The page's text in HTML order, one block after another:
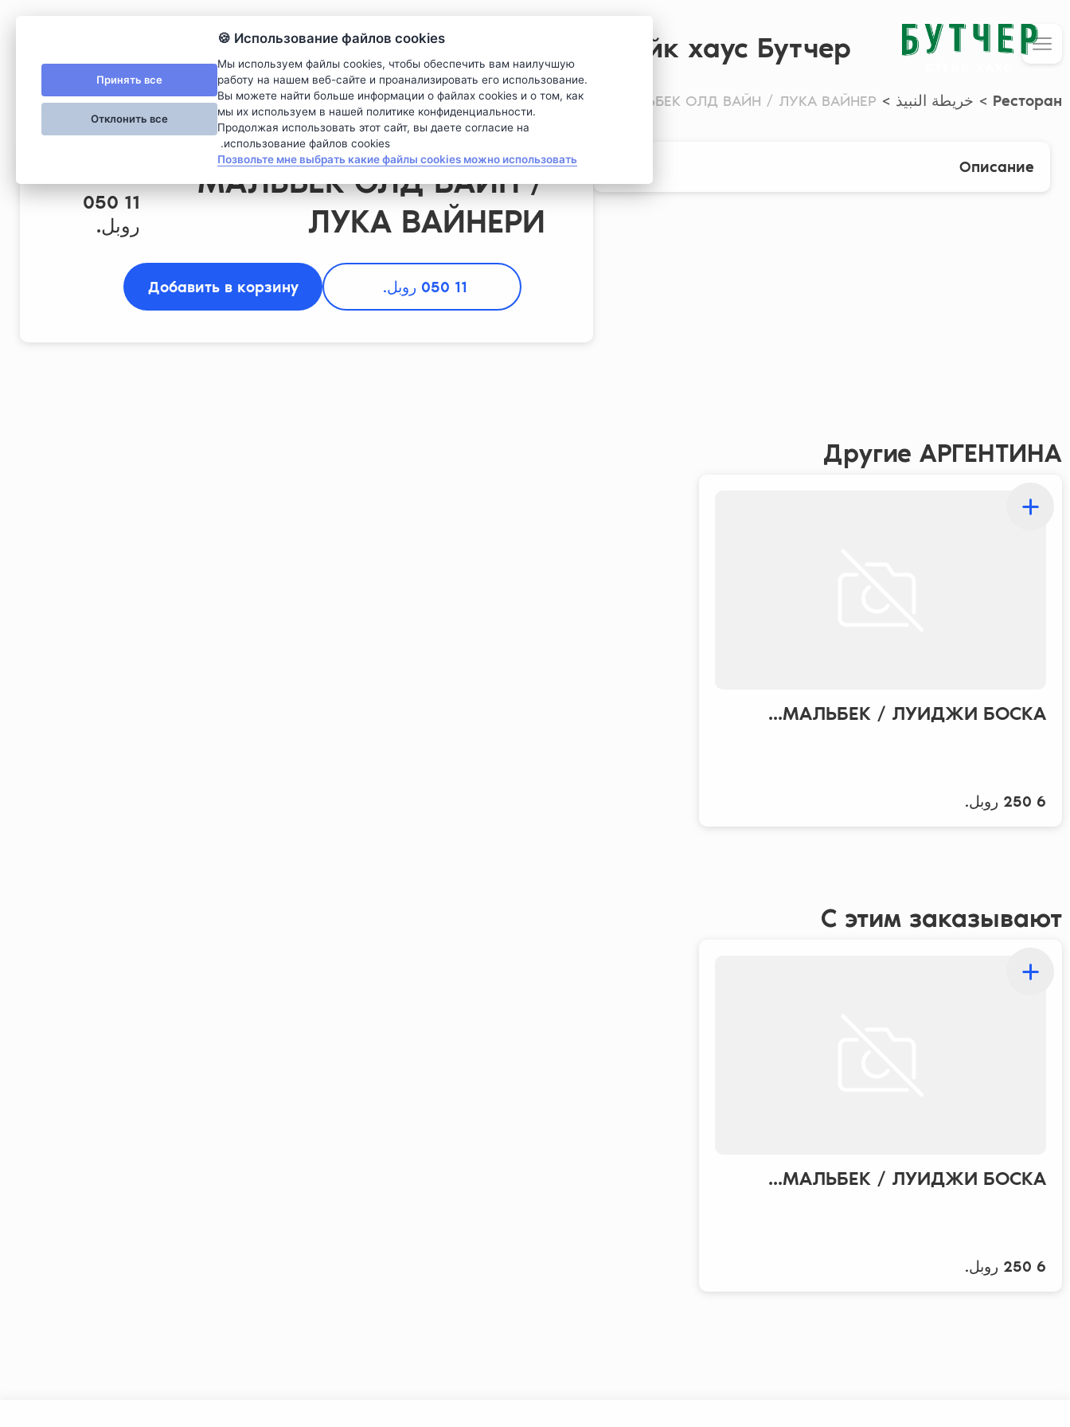
Стейк хаус Бутчер
Ресторан
> خريطة النبيذ >
МАЛЬБЕК ОЛД ВАЙН / ЛУКА ВАЙНЕР...
Описание
МАЛЬБЕК ОЛД ВАЙН /
ЛУКА ВАЙНЕРИ
11 050
روبل.
11 050 روبل. Добавить в корзину
Другие АРГЕНТИНА
МАЛЬБЕК / ЛУИДЖИ БОСКА...
6 250 روبل.
С этим заказывают
МАЛЬБЕК / ЛУИДЖИ БОСКА...
6 250 روبل.
Использование файлов cookies 🍪
Мы используем файлы cookies, чтобы обеспечить вам наилучшую
работу на нашем веб-сайте и проанализировать его использование.
Вы можете найти больше информации о файлах cookies и о том, как
мы их используем в нашей политике конфиденциальности.
Продолжая использовать этот сайт, вы даете согласие на
использование файлов cookies.
Позвольте мне выбрать какие файлы cookies можно использовать
Принять все
Отклонить все